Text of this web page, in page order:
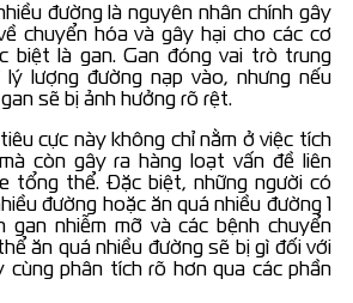
đường là nguyên nhân chính gây
chuyển hóa và gây hại cho các cơ
biệt là gan. Gan đóng vai trò trung
lượng đường nạp vào, nhưng nếu
sẽ bị ảnh hưởng rõ rệt.
cực này không chỉ nằm ở việc tích
còn gây ra hàng loạt vấn đề liên
tổng thể. Đặc biệt, những người có
đường hoặc ăn quá nhiều đường 1
gan nhiễm mỡ và các bệnh chuyển
ăn quá nhiều đường sẽ bị gì đối với
cùng phân tích rõ hơn qua các phần